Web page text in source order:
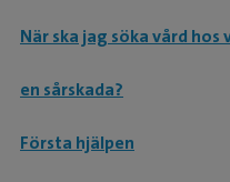
När ska jag söka vård
en sårskada?
Första hjälpen